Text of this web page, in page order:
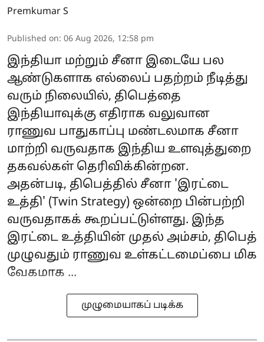
Premkumar S
Published on: 06 Aug 2026, 12:58 pm
இந்தியா மற்றும் சீனா இடையே பல
ஆண்டுகளாக எல்லைப் பதற்றம் நீடித்து
வரும் நிலையில், திபெத்தை
இந்தியாவுக்கு எதிராக வலுவான
ராணுவ பாதுகாப்பு மண்டலமாக சீனா
மாற்றி வருவதாக இந்திய உளவுத்துறை
தகவல்கள் தெரிவிக்கின்றன.
அதன்படி, திபெத்தில் சீனா 'இரட்டை
உத்தி' (Twin Strategy) ஒன்றை பின்பற்றி
வருவதாகக் கூறப்பட்டுள்ளது. இந்த
இரட்டை உத்தியின் முதல் அம்சம், திபெத்
முழுவதும் ராணுவ உள்கட்டமைப்பை மிக
வேகமாக ...
முழுமையாகப் படிக்க